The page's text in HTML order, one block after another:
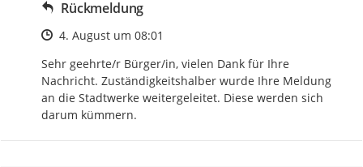
Rückmeldung
Zeitpunkt des Erstellens
4. August um 08:01
Sehr geehrte/r Bürger/in, vielen Dank für Ihre
Nachricht. Zuständigkeitshalber wurde Ihre Meldung
an die Stadtwerke weitergeleitet. Diese werden sich
darum kümmern.